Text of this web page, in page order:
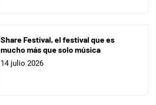
Share Festival, el festival que es
mucho más que solo música
14 julio 2026